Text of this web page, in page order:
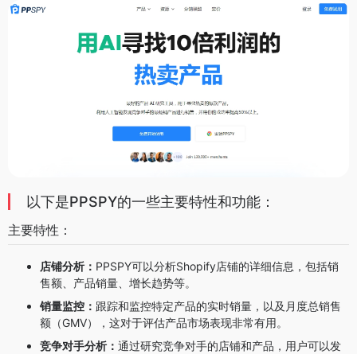
以下是PPSPY的一些主要特性和功能：
主要特性：
店铺分析： PPSPY可以分析Shopify店铺的详细信息，包括销
售额、产品销量、增长趋势等。
销量监控： 跟踪和监控特定产品的实时销量，以及月度总销售
额（GMV），这对于评估产品市场表现非常有用。
竞争对手分析： 通过研究竞争对手的店铺和产品，用户可以发